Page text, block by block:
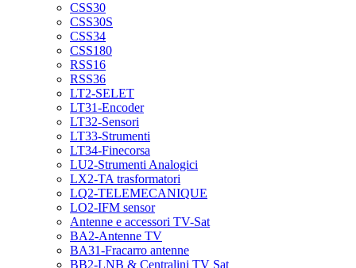
CSS30
CSS30S
CSS34
CSS180
RSS16
RSS36
LT2-SELET
LT31-Encoder
LT32-Sensori
LT33-Strumenti
LT34-Finecorsa
LU2-Strumenti Analogici
LX2-TA trasformatori
LQ2-TELEMECANIQUE
LO2-IFM sensor
Antenne e accessori TV-Sat
BA2-Antenne TV
BA31-Fracarro antenne
BB2-LNB & Centralini TV Sat